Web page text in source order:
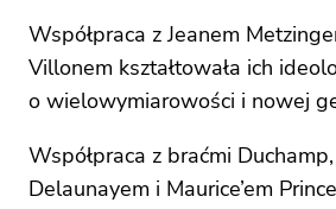
Współpraca z Jeanem
Villonem kształtowała ich
o wielowymiarowości i nowej
Współpraca z braćmi
Delaunayem i Maurice’em